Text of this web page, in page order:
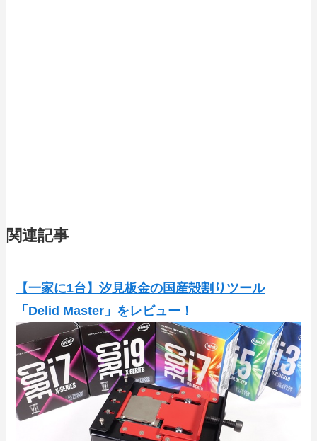
関連記事
【一家に1台】汐見板金の国産殻割りツール
「Delid Master」をレビュー！